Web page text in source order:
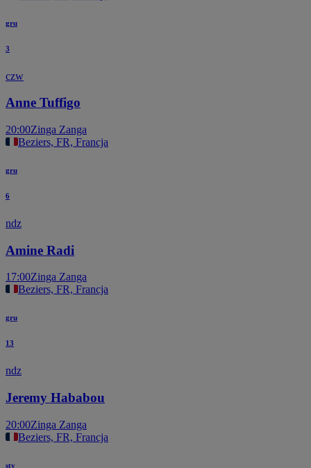
gru
3
czw
Anne Tuffigo
20:00Zinga Zanga
Beziers, FR, Francja
gru
6
ndz
Amine Radi
17:00Zinga Zanga
Beziers, FR, Francja
gru
13
ndz
Jeremy Hababou
20:00Zinga Zanga
Beziers, FR, Francja
sty